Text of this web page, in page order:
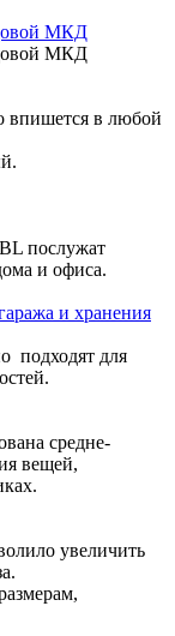
МКД
МКД
впишется в любой
послужат
и офиса.
и хранения
подходят для
средне-
вещей,
увеличить